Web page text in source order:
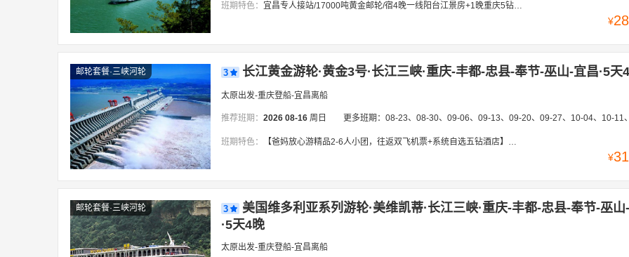
班期特色： 宜昌专人接站/17000吨黄金邮轮/宿4晚一线阳台江景房+1晚重庆5钻酒店*赠送重庆精品市内打卡1日游/<中西自助餐+赠登船晚餐+重庆港行李搬运/纯玩无购物/24H接送机服务
¥
邮轮套餐·三峡河轮 3 长江黄金游轮·黄金3号·长江三峡·重庆-丰都-忠县-奉节-巫山-宜昌·5天
太原出发-重庆登船-宜昌离船
推荐班期： 2026 08-16 周日 更多班期： 08-23、08-30、09-06、09-13、09-20、09-27、10-04、10-11、10-18、10-25、11-01、11-08、
班期特色： 【爸妈放心游精品2-6人小团，往返双飞机票+系统自选五钻酒店】长江索道+重庆山城地道火锅「瞿塘峡巫峡+小三峡+三峡大坝+丰都鬼城」重庆网红打卡+专车接机，重庆登船
¥
邮轮套餐·三峡河轮 3
美国维多利亚系列游轮·美维凯蒂·长江三峡·重庆-丰都-忠县-奉节-巫山
·5天4晚
太原出发-重庆登船-宜昌离船